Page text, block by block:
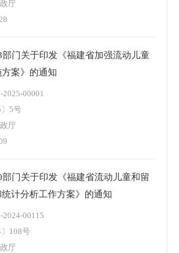
厅
门关于印发《福建省加强流动儿童
案》的通知
2025-00001
5号
厅
门关于印发《福建省流动儿童和留
计分析工作方案》的通知
2024-00115
108号
厅